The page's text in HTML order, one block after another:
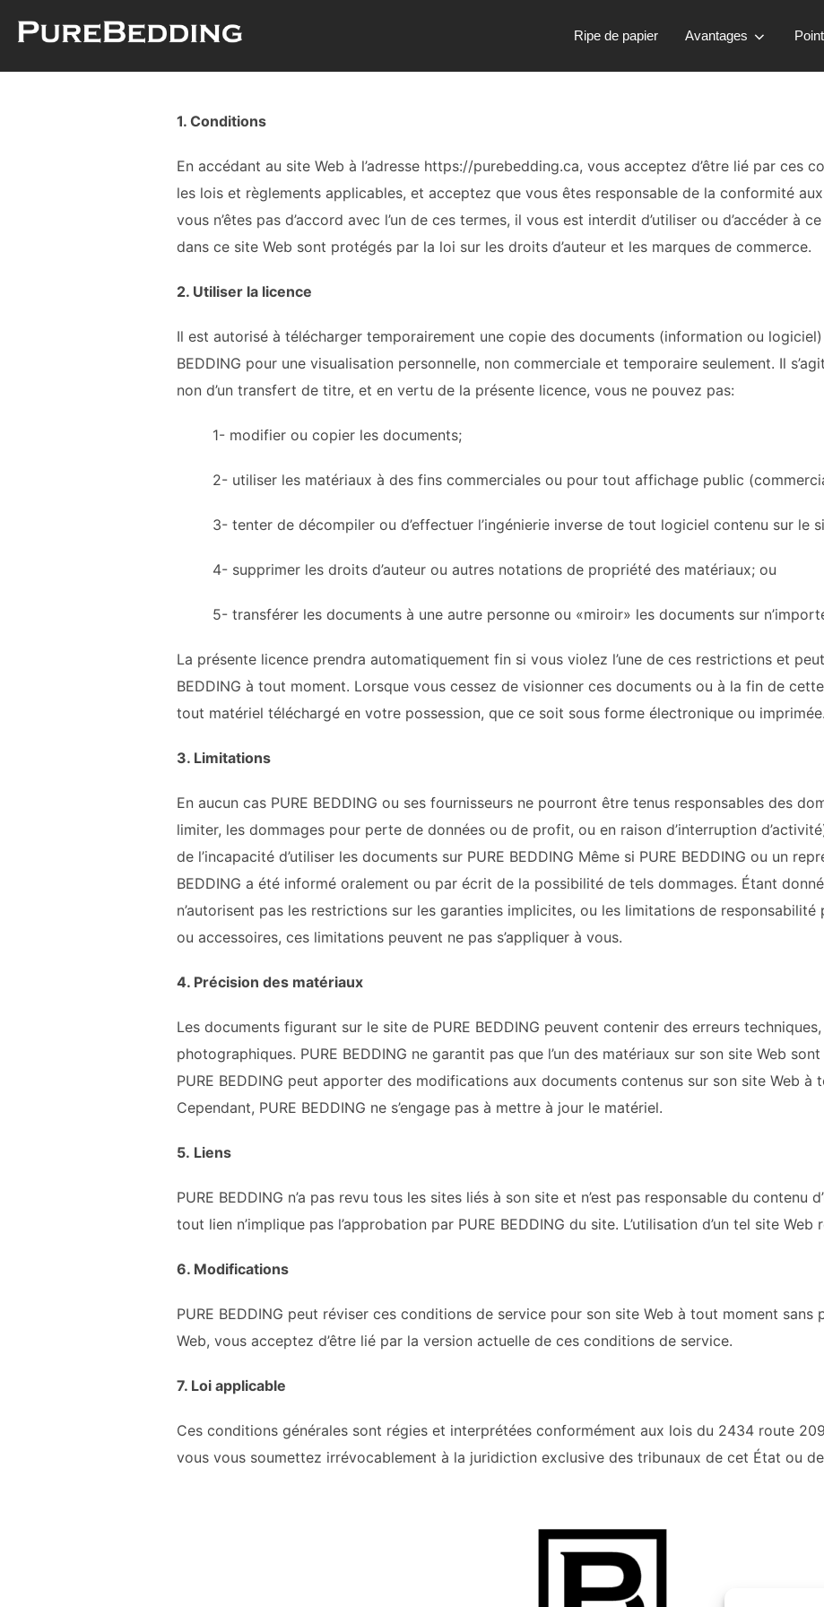
Ripe de papier Avantages
1. Conditions
En accédant au site Web à l’adresse https://purebedding.ca, vous acceptez d’être lié par ces
les lois et règlements applicables, et acceptez que vous êtes responsable de la conformité
vous n’êtes pas d’accord avec l’un de ces termes, il vous est interdit d’utiliser ou d’accéder à
dans ce site Web sont protégés par la loi sur les droits d’auteur et les marques de commerce.
2. Utiliser la licence
Il est autorisé à télécharger temporairement une copie des documents (information ou
BEDDING pour une visualisation personnelle, non commerciale et temporaire seulement. Il
non d’un transfert de titre, et en vertu de la présente licence, vous ne pouvez pas:
1- modifier ou copier les documents;
2- utiliser les matériaux à des fins commerciales ou pour tout affichage public
3- tenter de décompiler ou d’effectuer l’ingénierie inverse de tout logiciel contenu sur le
4- supprimer les droits d’auteur ou autres notations de propriété des matériaux; ou
5- transférer les documents à une autre personne ou «miroir» les documents sur
La présente licence prendra automatiquement fin si vous violez l’une de ces restrictions et
BEDDING à tout moment. Lorsque vous cessez de visionner ces documents ou à la fin de
tout matériel téléchargé en votre possession, que ce soit sous forme électronique ou imprimée.
3. Limitations
En aucun cas PURE BEDDING ou ses fournisseurs ne pourront être tenus responsables des
limiter, les dommages pour perte de données ou de profit, ou en raison d’interruption
de l’incapacité d’utiliser les documents sur PURE BEDDING Même si PURE BEDDING ou un
BEDDING a été informé oralement ou par écrit de la possibilité de tels dommages. Étant
n’autorisent pas les restrictions sur les garanties implicites, ou les limitations de
ou accessoires, ces limitations peuvent ne pas s’appliquer à vous.
4. Précision des matériaux
Les documents figurant sur le site de PURE BEDDING peuvent contenir des erreurs
photographiques. PURE BEDDING ne garantit pas que l’un des matériaux sur son site Web
PURE BEDDING peut apporter des modifications aux documents contenus sur son site Web à
Cependant, PURE BEDDING ne s’engage pas à mettre à jour le matériel.
5. Liens
PURE BEDDING n’a pas revu tous les sites liés à son site et n’est pas responsable du contenu
tout lien n’implique pas l’approbation par PURE BEDDING du site. L’utilisation d’un tel site
6. Modifications
PURE BEDDING peut réviser ces conditions de service pour son site Web à tout moment sans
Web, vous acceptez d’être lié par la version actuelle de ces conditions de service.
7. Loi applicable
Ces conditions générales sont régies et interprétées conformément aux lois du 2434 route
vous vous soumettez irrévocablement à la juridiction exclusive des tribunaux de cet État ou